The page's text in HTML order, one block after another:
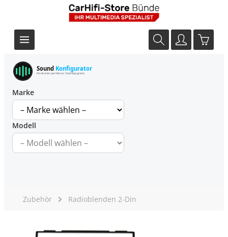
Sound Konfigurator
Finde dein perfektes Soundupgrade
Marke
Modell
Zubehör Radioblenden 2-Din